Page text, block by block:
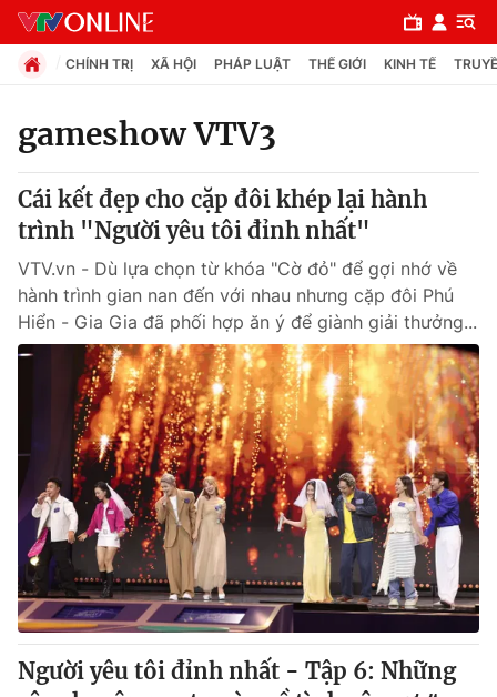
Chuyên mục
Chính trị
Xã hội
Pháp luật
Thế giới
Tin tức
Thế giới đó đây
Câu chuyện quốc tế
Kinh tế
Tài chính
Thị trường
Góc doanh nghiệp
Dữ liệu và đời sống
Truyền hình
CHÍNH TRỊ XÃ HỘI PHÁP LUẬT THẾ GIỚI KINH TẾ
gameshow VTV3
Cái kết đẹp cho cặp đôi khép lại hành
trình "Người yêu tôi đỉnh nhất"
VTV.vn - Dù lựa chọn từ khóa "Cờ đỏ" để gợi nhớ về
hành trình gian nan đến với nhau nhưng cặp đôi Phú
Hiển - Gia Gia đã phối hợp ăn ý để giành giải thưởng...
Người yêu tôi đỉnh nhất - Tập 6: Những